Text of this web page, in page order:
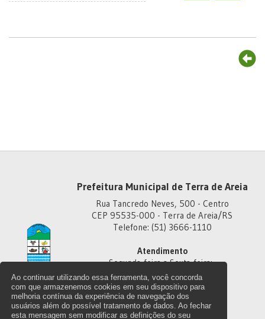
Ao continuar utilizando essa ferramenta, você concorda
com que armazenemos cookies em seu dispositivo para
melhoria contínua da experiência de navegação dos
usuários além do possível tratamento de dados. Ao fechar
esta mensagem sem modificar as definições do seu
Prefeitura Municipal de Terra de Areia
Rua Tancredo Neves, 500 - Centro
CEP 95535-000 - Terra de Areia/RS
Telefone: (51) 3666-1110
Atendimento
Segunda-feira a Sexta-feira:
Das 8h às 11h30
Das 13h30 às 18h